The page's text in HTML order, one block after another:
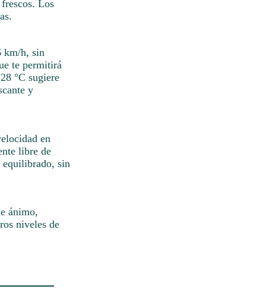
Los
km/h, sin
te permitirá
°C sugiere
y
en
libre de
equilibrado, sin
ánimo,
niveles de